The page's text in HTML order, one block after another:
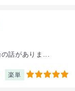
話がありま...
楽単 5